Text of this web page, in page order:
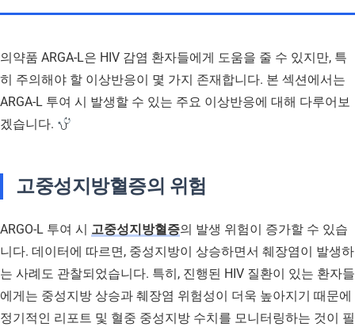
의약품 ARGA-L은 HIV 감염 환자들에게 도움을 줄 수 있지만, 특
히 주의해야 할 이상반응이 몇 가지 존재합니다. 본 섹션에서는
ARGA-L 투여 시 발생할 수 있는 주요 이상반응에 대해 다루어보
겠습니다.
고중성지방혈증의 위험
ARGO-L 투여 시 고중성지방혈증의 발생 위험이 증가할 수 있습
니다. 데이터에 따르면, 중성지방이 상승하면서 췌장염이 발생하
는 사례도 관찰되었습니다. 특히, 진행된 HIV 질환이 있는 환자들
에게는 중성지방 상승과 췌장염 위험성이 더욱 높아지기 때문에
정기적인 리포트 및 혈중 중성지방 수치를 모니터링하는 것이 필